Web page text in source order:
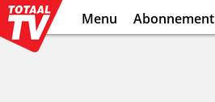
Menu Abonnement